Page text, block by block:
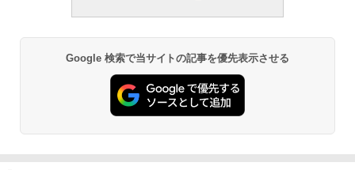
Google 検索で当サイトの記事を優先表示させる